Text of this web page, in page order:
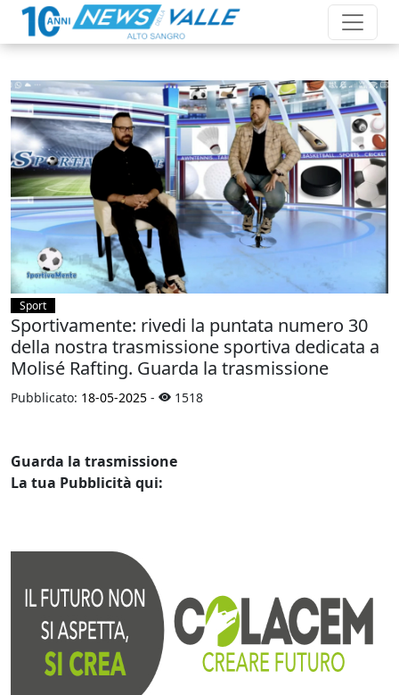
Sport
Sportivamente: rivedi la puntata numero 30
della nostra trasmissione sportiva dedicata a
Molisé Rafting. Guarda la trasmissione
Pubblicato: 18-05-2025 - 1518
Guarda la trasmissione
La tua Pubblicità qui: